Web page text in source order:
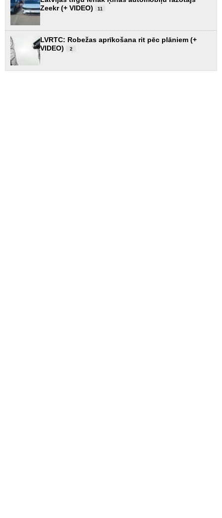
Zeekr (+ VIDEO)
11
LVRTC: Robežas aprīkošana rit pēc plāniem (+
VIDEO)
2